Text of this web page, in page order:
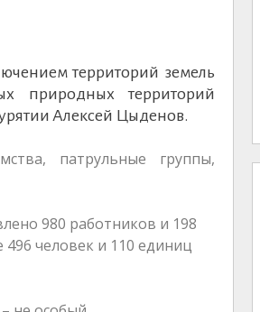
территорий земель
природных территорий
Алексей Цыденов.
патрульные группы,
980 работников и 198
человек и 110 единиц